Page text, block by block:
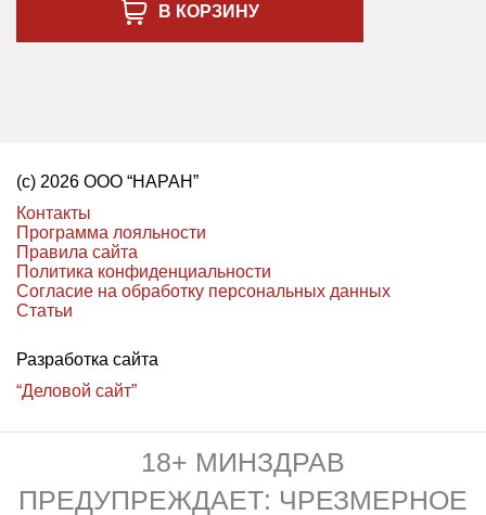
В КОРЗИНУ
(с) 2026 ООО “НАРАН”
Контакты
Программа лояльности
Правила сайта
Политика конфиденциальности
Согласие на обработку персональных данных
Статьи
Разработка сайта
“Деловой сайт”
18+ МИНЗДРАВ
ПРЕДУПРЕЖДАЕТ: ЧРЕЗМЕРНОЕ